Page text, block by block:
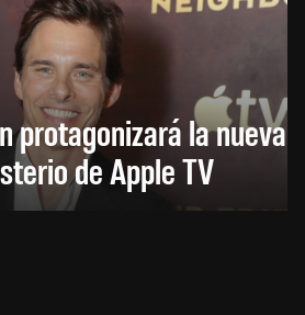
protagonizará la nueva
de Apple TV